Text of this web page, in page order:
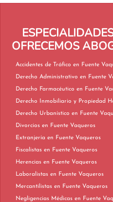
OFRECEMOS
Accidentes de Tráfico en
Derecho Administrativo
Derecho Farmacéutico en
Derecho Urbanístico en Fuente
Divorcios en Fuente Vaqueros
Extranjería en Fuente Vaqueros
Fiscalistas en Fuente Vaqueros
Herencias en Fuente Vaqueros
Laboralistas en Fuente Vaqueros
Mercantilistas en Fuente Vaqueros
Negligencias Médicas en